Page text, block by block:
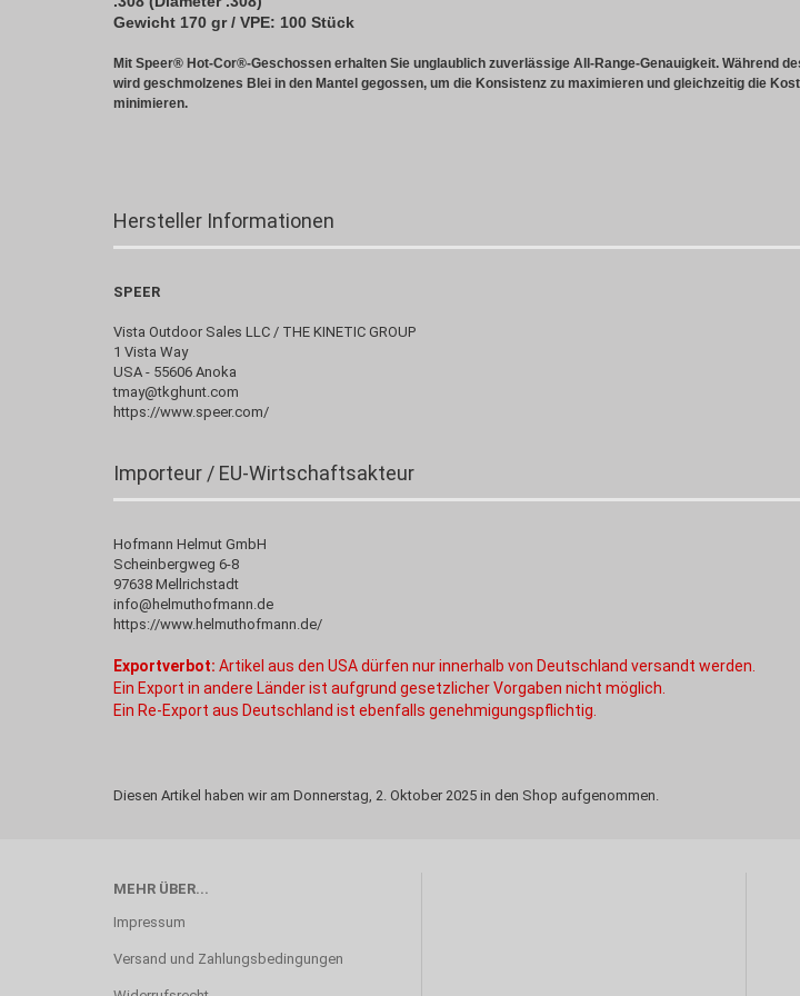
Gewicht 170 gr / VPE: 100 Stück
Mit Speer® Hot-Cor®-Geschossen erhalten Sie unglaublich zuverlässige All-Range-Genauigkeit. Während
wird geschmolzenes Blei in den Mantel gegossen, um die Konsistenz zu maximieren und gleichzeitig die
minimieren.
Hersteller Informationen
SPEER
Vista Outdoor Sales LLC / THE KINETIC GROUP
1 Vista Way
USA - 55606 Anoka
tmay@tkghunt.com
https://www.speer.com/
Importeur / EU-Wirtschaftsakteur
Hofmann Helmut GmbH
Scheinbergweg 6-8
97638 Mellrichstadt
info@helmuthofmann.de
https://www.helmuthofmann.de/
Exportverbot: Artikel aus den USA dürfen nur innerhalb von Deutschland versandt werden.
Ein Export in andere Länder ist aufgrund gesetzlicher Vorgaben nicht möglich.
Ein Re-Export aus Deutschland ist ebenfalls genehmigungspflichtig.
Diesen Artikel haben wir am Donnerstag, 2. Oktober 2025 in den Shop aufgenommen.
MEHR ÜBER...
Impressum
Versand und Zahlungsbedingungen